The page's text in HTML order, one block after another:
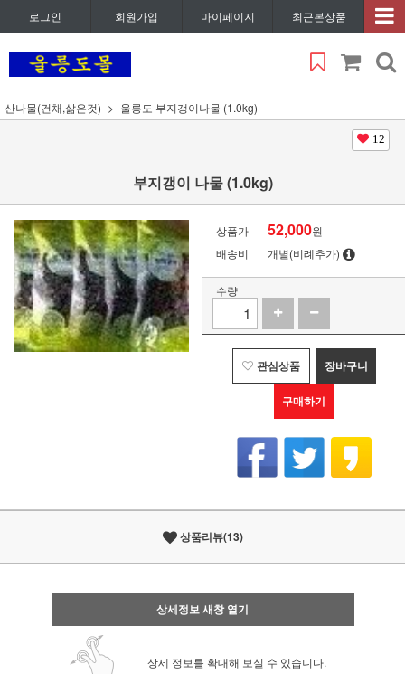
로그인 회원가입 마이페이지 최근본상품
산나물(건채,삶은것) 울릉도 부지갱이나물 (1.0kg)
12
부지갱이 나물 (1.0kg)
상품가 52,000원
배송비
개별(비례추가)
수량
관심상품 장바구니
구매하기
상품리뷰(13)
상세정보 새창 열기
상세 정보를 확대해 보실 수 있습니다.